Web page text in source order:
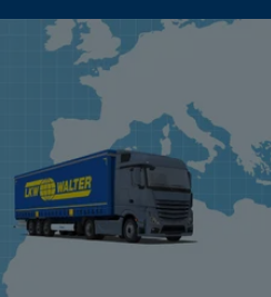
NAŠI TRGI
Osrednja Azija
Rusija